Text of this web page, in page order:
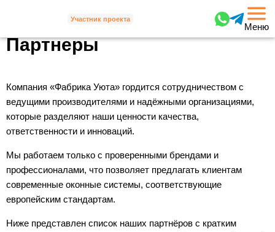
Участник проекта
Меню
Партнеры
Компания «Фабрика Уюта» гордится сотрудничеством с
ведущими производителями и надёжными организациями,
которые разделяют наши ценности качества,
ответственности и инноваций.
Мы работаем только с проверенными брендами и
профессионалами, что позволяет предлагать клиентам
современные оконные системы, соответствующие
европейским стандартам.
Ниже представлен список наших партнёров с кратким